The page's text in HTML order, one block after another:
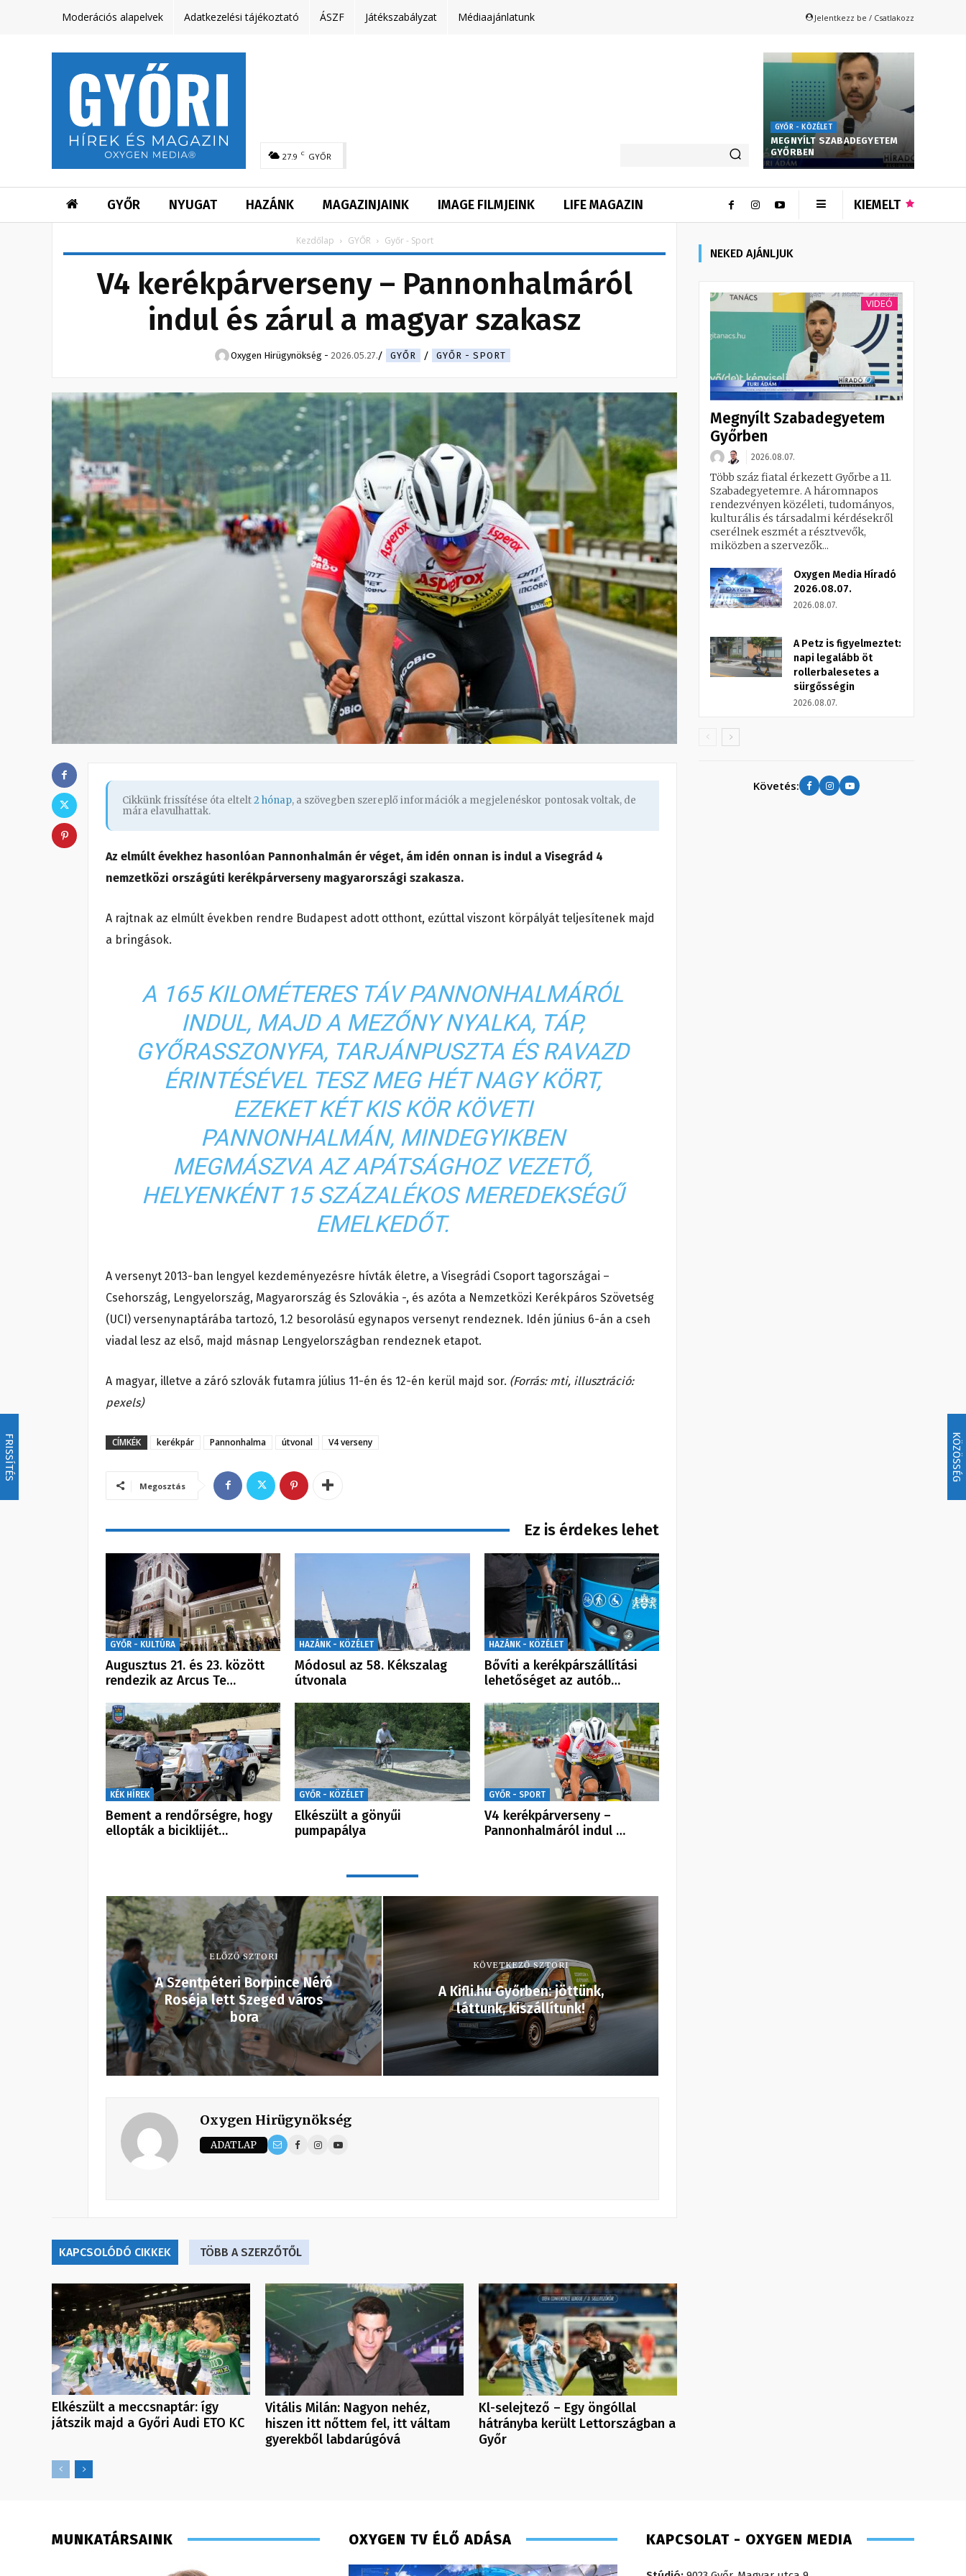
FRISSÍTÉS KÖZÖSSÉG
Moderációs alapelvek Adatkezelési tájékoztató ÁSZF Játékszabályzat Médiaajánlatunk Jelentkezz be / Csatlakozz
27.9 C GYŐR
GYŐR - KÖZÉLET
MEGNYÍLT SZABADEGYETEM
GYŐRBEN
GYŐR NYUGAT HAZÁNK MAGAZINJAINK IMAGE FILMJEINK LIFE MAGAZIN KIEMELT
Kezdőlap GYŐR Győr - Sport
V4 kerékpárverseny – Pannonhalmáról
indul és zárul a magyar szakasz
Oxygen Hirügynökség - 2026.05.27. GYŐR GYŐR - SPORT
Cikkünk frissítése óta eltelt2 hónap, a szövegben szereplő információk a megjelenéskor pontosak voltak, de
mára elavulhattak.
Az elmúlt évekhez hasonlóan Pannonhalmán ér véget, ám idén onnan is indul a Visegrád 4
nemzetközi országúti kerékpárverseny magyarországi szakasza.
A rajtnak az elmúlt években rendre Budapest adott otthont, ezúttal viszont körpályát teljesítenek majd
a bringások.
A 165 KILOMÉTERES TÁV PANNONHALMÁRÓL
INDUL, MAJD A MEZŐNY NYALKA, TÁP,
GYŐRASSZONYFA, TARJÁNPUSZTA ÉS RAVAZD
ÉRINTÉSÉVEL TESZ MEG HÉT NAGY KÖRT,
EZEKET KÉT KIS KÖR KÖVETI
PANNONHALMÁN, MINDEGYIKBEN
MEGMÁSZVA AZ APÁTSÁGHOZ VEZETŐ,
HELYENKÉNT 15 SZÁZALÉKOS MEREDEKSÉGŰ
EMELKEDŐT.
A versenyt 2013-ban lengyel kezdeményezésre hívták életre, a Visegrádi Csoport tagországai –
Csehország, Lengyelország, Magyarország és Szlovákia -, és azóta a Nemzetközi Kerékpáros Szövetség
(UCI) versenynaptárába tartozó, 1.2 besorolású egynapos versenyt rendeznek. Idén június 6-án a cseh
viadal lesz az első, majd másnap Lengyelországban rendeznek etapot.
A magyar, illetve a záró szlovák futamra július 11-én és 12-én kerül majd sor. (Forrás: mti, illusztráció:
pexels)
CÍMKÉK kerékpár Pannonhalma útvonal V4 verseny
Megosztás
Ez is érdekes lehet
GYŐR - KULTÚRA
Augusztus 21. és 23. között
rendezik az Arcus Te…
HAZÁNK - KÖZÉLET
Módosul az 58. Kékszalag
útvonala
HAZÁNK - KÖZÉLET
Bővíti a kerékpárszállítási
lehetőséget az autób…
KÉK HÍREK
Bement a rendőrségre, hogy
ellopták a biciklijét…
GYŐR - KÖZÉLET
Elkészült a gönyűi
pumpapálya
GYŐR - SPORT
V4 kerékpárverseny –
Pannonhalmáról indul …
ELŐZŐ SZTORI
A Szentpéteri Borpince Néró
Roséja lett Szeged város
bora
KÖVETKEZŐ SZTORI
A Kifli.hu Győrben: jöttünk,
láttunk, kiszállítunk!
Oxygen Hirügynökség
ADATLAP
KAPCSOLÓDÓ CIKKEK TÖBB A SZERZŐTŐL
Elkészült a meccsnaptár: így
játszik majd a Győri Audi ETO KC
Vitális Milán: Nagyon nehéz,
hiszen itt nőttem fel, itt váltam
gyerekből labdarúgóvá
Kl-selejtező – Egy öngóllal
hátrányba került Lettországban a
Győr
NEKED AJÁNLJUK
VIDEÓ
Megnyílt Szabadegyetem
Győrben
2026.08.07.
Több száz fiatal érkezett Győrbe a 11.
Szabadegyetemre. A háromnapos
rendezvényen közéleti, tudományos,
kulturális és társadalmi kérdésekről
cserélnek eszmét a résztvevők,
miközben a szervezők...
Oxygen Media Híradó
2026.08.07.
2026.08.07.
A Petz is figyelmeztet:
napi legalább öt
rollerbalesetes a
sürgősségin
2026.08.07.
Követés:
MUNKATÁRSAINK OXYGEN TV ÉLŐ ADÁSA KAPCSOLAT - OXYGEN MEDIA